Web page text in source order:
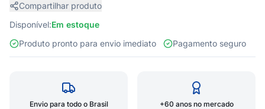
Compartilhar produto
Disponível:Em estoque
Produto pronto para envio imediato
Pagamento seguro
Envio para todo o Brasil +60 anos no mercado